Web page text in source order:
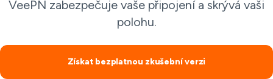
VeePN zabezpečuje vaše připojení a skrývá vaši
polohu.
Získat bezplatnou zkušební verzi